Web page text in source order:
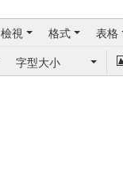
檢視 格式
表格
字型大小